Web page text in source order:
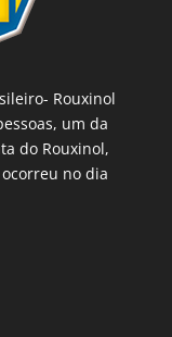
Rouxinol
um da
do Rouxinol,
no dia